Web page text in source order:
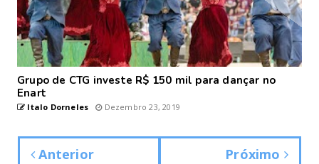
Grupo de CTG investe R$ 150 mil para dançar no
Enart
Italo Dorneles Dezembro 23, 2019
Anterior Próximo